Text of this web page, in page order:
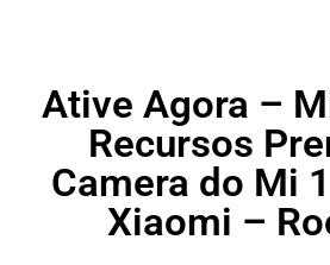
Ative Agora –
Recursos
Camera do Mi
Xiaomi –